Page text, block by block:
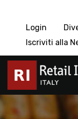
Login
Iscriviti alla